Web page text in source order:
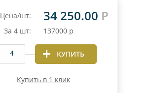
Цена/шт: 34 250.00 Р
За 4 шт: 137000 р
КУПИТЬ
Купить в 1 клик